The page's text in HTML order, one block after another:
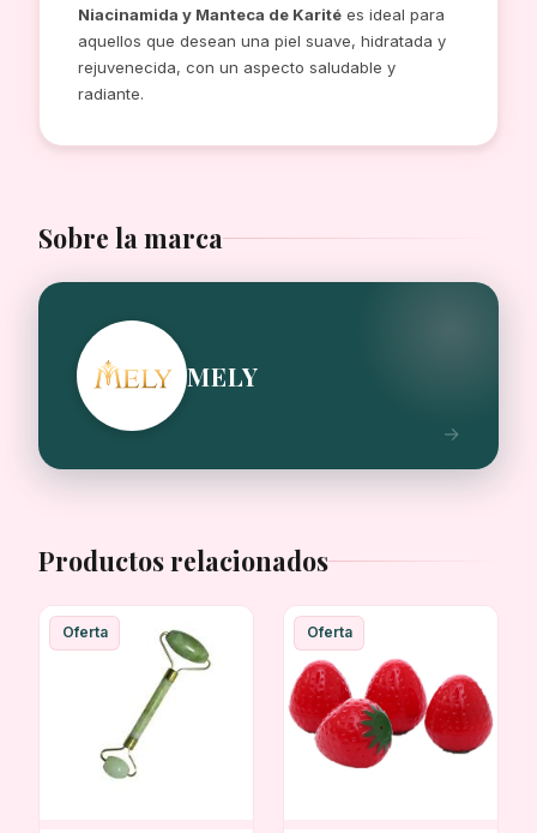
Niacinamida y Manteca de Karité es ideal para
aquellos que desean una piel suave, hidratada y
rejuvenecida, con un aspecto saludable y
radiante.
Sobre la marca
MELY
Productos relacionados
Oferta Oferta